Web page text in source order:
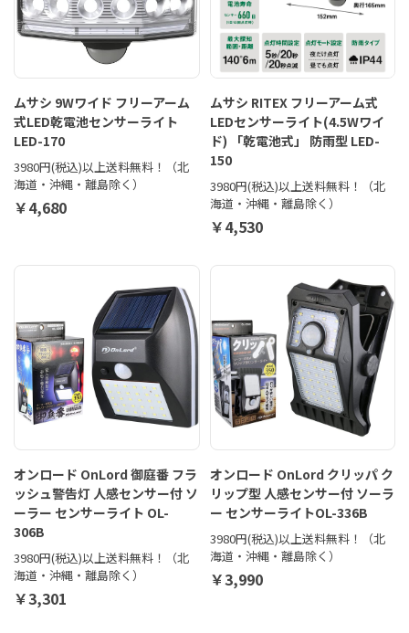
ムサシ 9Wワイド フリーアーム
式LED乾電池センサーライト
LED-170
3980円(税込)以上送料無料！（北
海道・沖縄・離島除く）
￥4,680
ムサシ RITEX フリーアーム式
LEDセンサーライト(4.5Wワイ
ド) 「乾電池式」 防雨型 LED-
150
3980円(税込)以上送料無料！（北
海道・沖縄・離島除く）
￥4,530
オンロード OnLord 御庭番 フラ
ッシュ警告灯 人感センサー付 ソ
ーラー センサーライト OL-
306B
3980円(税込)以上送料無料！（北
海道・沖縄・離島除く）
￥3,301
オンロード OnLord クリッパ ク
リップ型 人感センサー付 ソーラ
ー センサーライトOL-336B
3980円(税込)以上送料無料！（北
海道・沖縄・離島除く）
￥3,990